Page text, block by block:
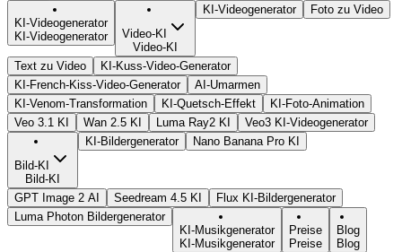
KI-Videogenerator
KI-Videogenerator
Video-KI
Video-KI
KI-Videogenerator Foto zu Video
Text zu Video
KI-Kuss-Video-Generator
KI-French-Kiss-Video-Generator
AI-Umarmen
KI-Venom-Transformation
KI-Quetsch-Effekt
KI-Foto-Animation
Veo 3.1 KI
Wan 2.5 KI Luma Ray2 KI Veo3 KI-Videogenerator
Bild-KI
Bild-KI
KI-Bildergenerator Nano Banana Pro KI
GPT Image 2 AI Seedream 4.5 KI
Flux KI-Bildergenerator
Luma Photon Bildergenerator
KI-Musikgenerator
KI-Musikgenerator
Preise
Preise
Blog
Blog